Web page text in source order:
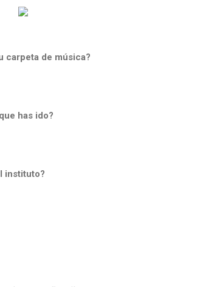
carpeta de música?
has ido?
instituto?